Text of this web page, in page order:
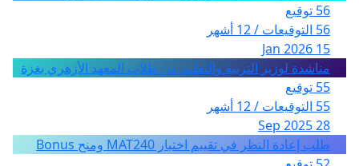
56 توقيع
56 التوقيعات / 12 أشهر
15 Jan 2026
مناشدة لوزير التربية والتعليم من طلاب المعهد الأزهري بغزة
55 توقيع
55 التوقيعات / 12 أشهر
28 Sep 2025
طلب إعادة النظر في تقييم اختبار MAT240 ومنح Bonus